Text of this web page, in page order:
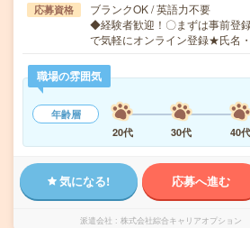
応募資格
ブランクOK / 英語力不要
◆経験者歓迎！〇まずは事前登
で気軽にオンライン登録★氏名
職場の雰囲気
年齢層
20代
30代 40代
気になる! 応募へ進む
派遣会社 株式会社綜合キャリアオプション